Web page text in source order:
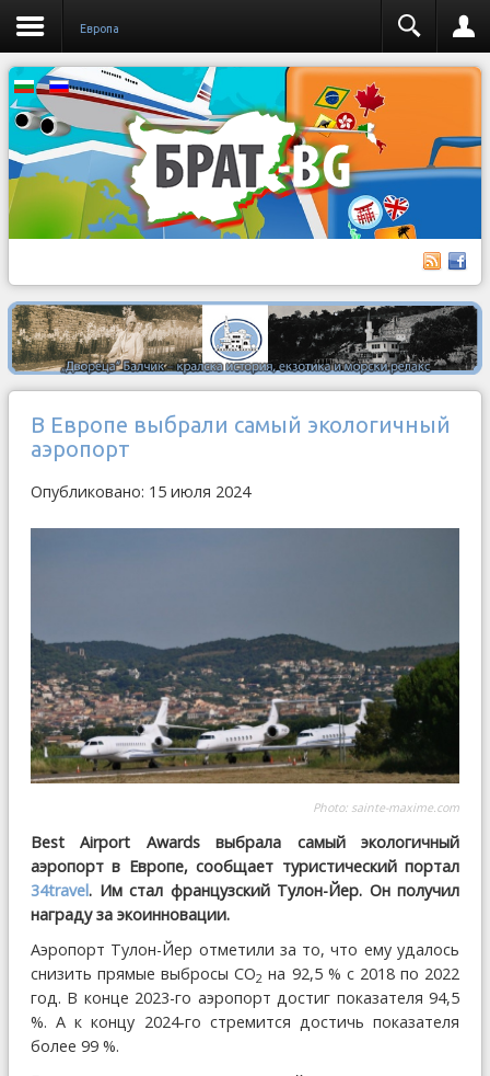
Европа
В Европе выбрали самый экологичный
аэропорт
Опубликовано: 15 июля 2024
Photo: sainte-maxime.com
Best Airport Awards выбрала самый экологичный
аэропорт в Европе, сообщает туристический портал
34travel. Им стал французский Тулон-Йер. Он получил
награду за экоинновации.
Аэропорт Тулон-Йер отметили за то, что ему удалось
снизить прямые выбросы СО2 на 92,5 % с 2018 по 2022
год. В конце 2023-го аэропорт достиг показателя 94,5
%. А к концу 2024-го стремится достичь показателя
более 99 %.